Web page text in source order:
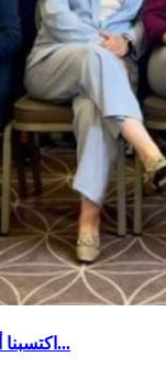
“اكتسبنا أدوات تلامس الواقع" شبكة النساء الرياديات...